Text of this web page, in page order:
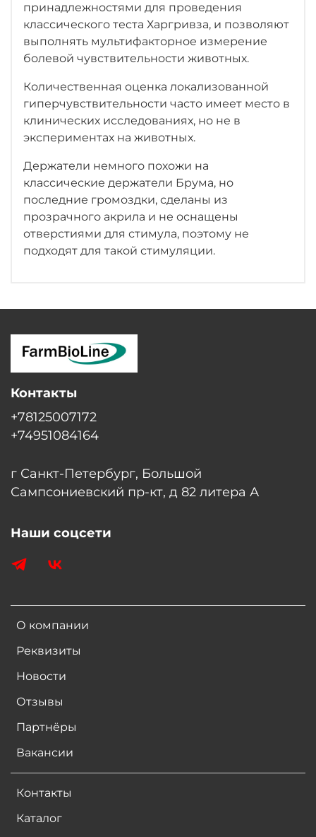
принадлежностями для проведения
классического теста Харгривза, и позволяют
выполнять мультифакторное измерение
болевой чувствительности животных.
Количественная оценка локализованной
гиперчувствительности часто имеет место в
клинических исследованиях, но не в
экспериментах на животных.
Держатели немного похожи на
классические держатели Брума, но
последние громоздки, сделаны из
прозрачного акрила и не оснащены
отверстиями для стимула, поэтому не
подходят для такой стимуляции.
О компании
Реквизиты
Новости
Отзывы
Партнёры
Вакансии
Контакты
Каталог
Контакты
+78125007172
+74951084164
г Санкт-Петербург, Большой
Сампсониевский пр-кт, д 82 литера А
Наши соцсети